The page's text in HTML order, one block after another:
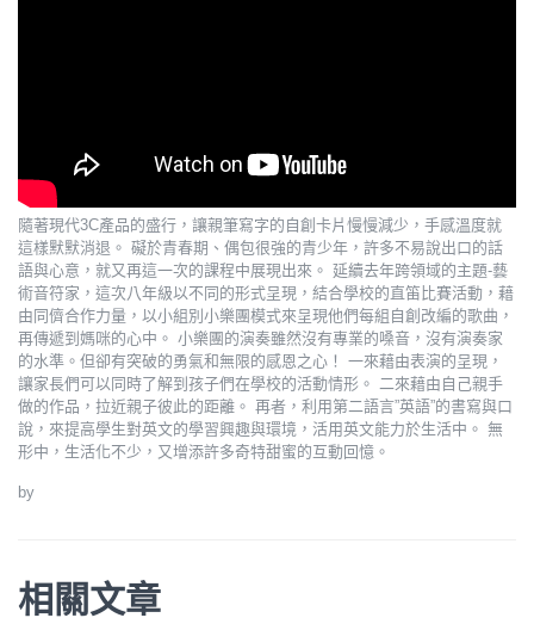
隨著現代3C產品的盛行，讓親筆寫字的自創卡片慢慢減少，手感溫度就
這樣默默消退。 礙於青春期、偶包很強的青少年，許多不易說出口的話
語與心意，就又再這一次的課程中展現出來。 延續去年跨領域的主題-藝
術音符家，這次八年級以不同的形式呈現，結合學校的直笛比賽活動，藉
由同儕合作力量，以小組別小樂團模式來呈現他們每組自創改編的歌曲，
再傳遞到媽咪的心中。 小樂團的演奏雖然沒有專業的嗓音，沒有演奏家
的水準。但卻有突破的勇氣和無限的感恩之心！ 一來藉由表演的呈現，
讓家長們可以同時了解到孩子們在學校的活動情形。 二來藉由自己親手
做的作品，拉近親子彼此的距離。 再者，利用第二語言”英語”的書寫與口
說，來提高學生對英文的學習興趣與環境，活用英文能力於生活中。 無
形中，生活化不少，又增添許多奇特甜蜜的互動回憶。
by
相關文章